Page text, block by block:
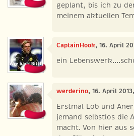
geplant, bis ich zu
meinem aktuellen
CaptainHook, 16. April
ein
werderino, 16. April
Erstmal Lob und
jemand selbstlos die
macht. Von hier aus